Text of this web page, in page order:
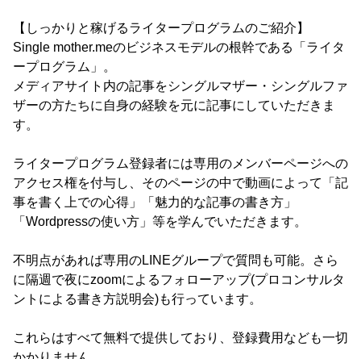
【しっかりと稼げるライタープログラムのご紹介】
Single mother.meのビジネスモデルの根幹である「ライタ
ープログラム」。
メディアサイト内の記事をシングルマザー・シングルファ
ザーの方たちに自身の経験を元に記事にしていただきま
す。
ライタープログラム登録者には専用のメンバーページへの
アクセス権を付与し、そのページの中で動画によって「記
事を書く上での心得」「魅力的な記事の書き方」
「Wordpressの使い方」等を学んでいただきます。
不明点があれば専用のLINEグループで質問も可能。さら
に隔週で夜にzoomによるフォローアップ(プロコンサルタ
ントによる書き方説明会)も行っています。
これらはすべて無料で提供しており、登録費用なども一切